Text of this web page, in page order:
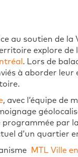
au soutien de
explore
. Lors de
à aborder
, avec l’équipe de
par
d’un quartier
MTL Ville